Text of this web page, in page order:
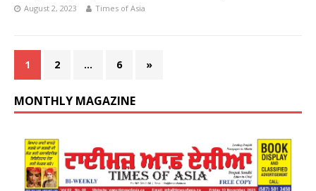
August 2, 2023 Times of Asia
1 2 … 6 »
MONTHLY MAGAZINE